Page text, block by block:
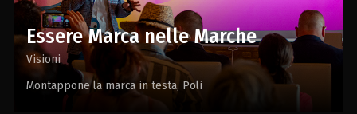
Essere Marca nelle Marche
Visioni
Montappone la marca in testa Poli